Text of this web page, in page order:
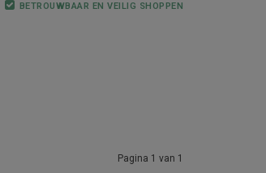
BETROUWBAAR EN VEILIG SHOPPEN
Pagina 1 van 1